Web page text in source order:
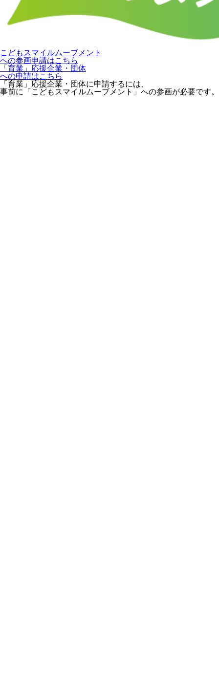
こどもスマイルムーブメント
への参画申請はこちら
「育業」応援企業・団体
への申請はこちら
「育業」応援企業・団体に申請するには、
事前に「こどもスマイルムーブメント」への参画が必要です。